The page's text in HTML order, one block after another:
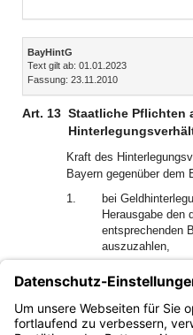
Inhalt
BayHintG
Text gilt ab: 01.01.2023
Fassung: 23.11.2010
Art. 13 Staatliche Pflichten
Kraft des
Bayern gegenüber dem
1.
bei
Herausgabe den
entsprechenden
auszuzahlen,
ordnungsgemäß
sowie diesen
gemäß Art. 23